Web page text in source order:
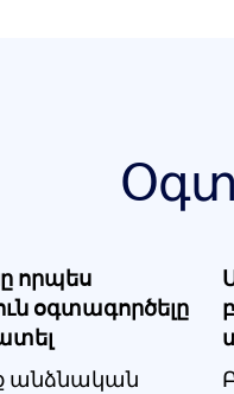
որպես
օգտագործելը
անձնական